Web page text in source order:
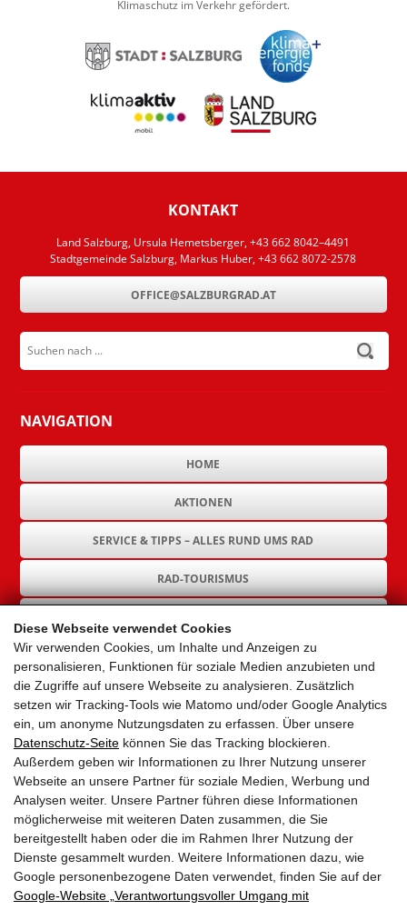
Diese Webseite verwendet Cookies
Wir verwenden Cookies, um Inhalte und Anzeigen zu
personalisieren, Funktionen für soziale Medien anzubieten und
die Zugriffe auf unsere Webseite zu analysieren. Zusätzlich
setzen wir Tracking-Tools wie Matomo und/oder Google Analytics
ein, um anonyme Nutzungsdaten zu erfassen. Über unsere
Datenschutz-Seite können Sie das Tracking blockieren.
Außerdem geben wir Informationen zu Ihrer Nutzung unserer
Webseite an unsere Partner für soziale Medien, Werbung und
Analysen weiter. Unsere Partner führen diese Informationen
möglicherweise mit weiteren Daten zusammen, die Sie
bereitgestellt haben oder die im Rahmen Ihrer Nutzung der
Dienste gesammelt wurden. Weitere Informationen dazu, wie
Google personenbezogene Daten verwendet, finden Sie auf der
Google‑Website „Verantwortungsvoller Umgang mit
Klimaschutz im Verkehr gefördert.
KONTAKT
Land Salzburg, Ursula Hemetsberger, +43 662 8042–4491
Stadtgemeinde Salzburg, Markus Huber, +43 662 8072-2578
OFFICE@SALZBURGRAD.AT
Suchen nach ...
submit
NAVIGATION
HOME
AKTIONEN
SERVICE & TIPPS – ALLES RUND UMS RAD
RAD-TOURISMUS
GEMEINDEN
AKTUELLES
PARTNER
LINKS
SITEMAP
IMPRESSUM & DATENSCHUTZ